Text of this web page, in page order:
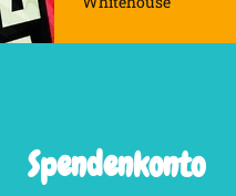
Spendenkonto